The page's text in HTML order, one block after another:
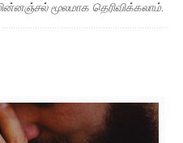
மூலமாக தெரிவிக்கலாம்.